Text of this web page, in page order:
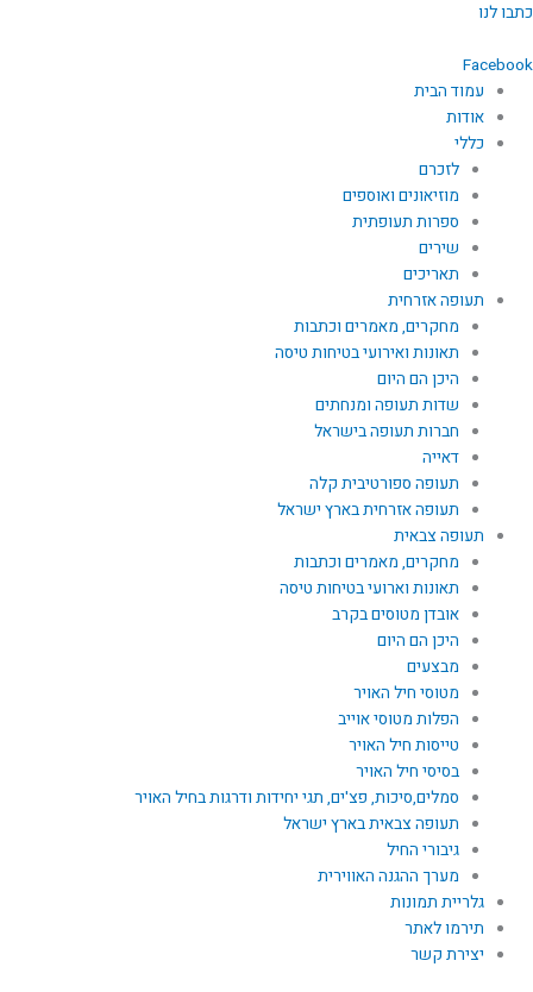
דילוג
כתבו לנו
Facebook
עמוד הבית
אודות
כללי
לזכרם
מוזיאונים ואוספים
ספרות תעופתית
שירים
תאריכים
תעופה אזרחית
מחקרים, מאמרים וכתבות
תאונות ואירועי בטיחות טיסה
היכן הם היום
שדות תעופה ומנחתים
חברות תעופה בישראל
דאייה
תעופה ספורטיבית קלה
תעופה אזרחית בארץ ישראל
תעופה צבאית
מחקרים, מאמרים וכתבות
תאונות וארועי בטיחות טיסה
אובדן מטוסים בקרב
היכן הם היום
מבצעים
מטוסי חיל האויר
הפלות מטוסי אוייב
טייסות חיל האויר
בסיסי חיל האויר
סמלים,סיכות, פצ'ים, תגי יחידות ודרגות בחיל האויר
תעופה צבאית בארץ ישראל
גיבורי החיל
מערך ההגנה האווירית
גלריית תמונות
תירמו לאתר
יצירת קשר